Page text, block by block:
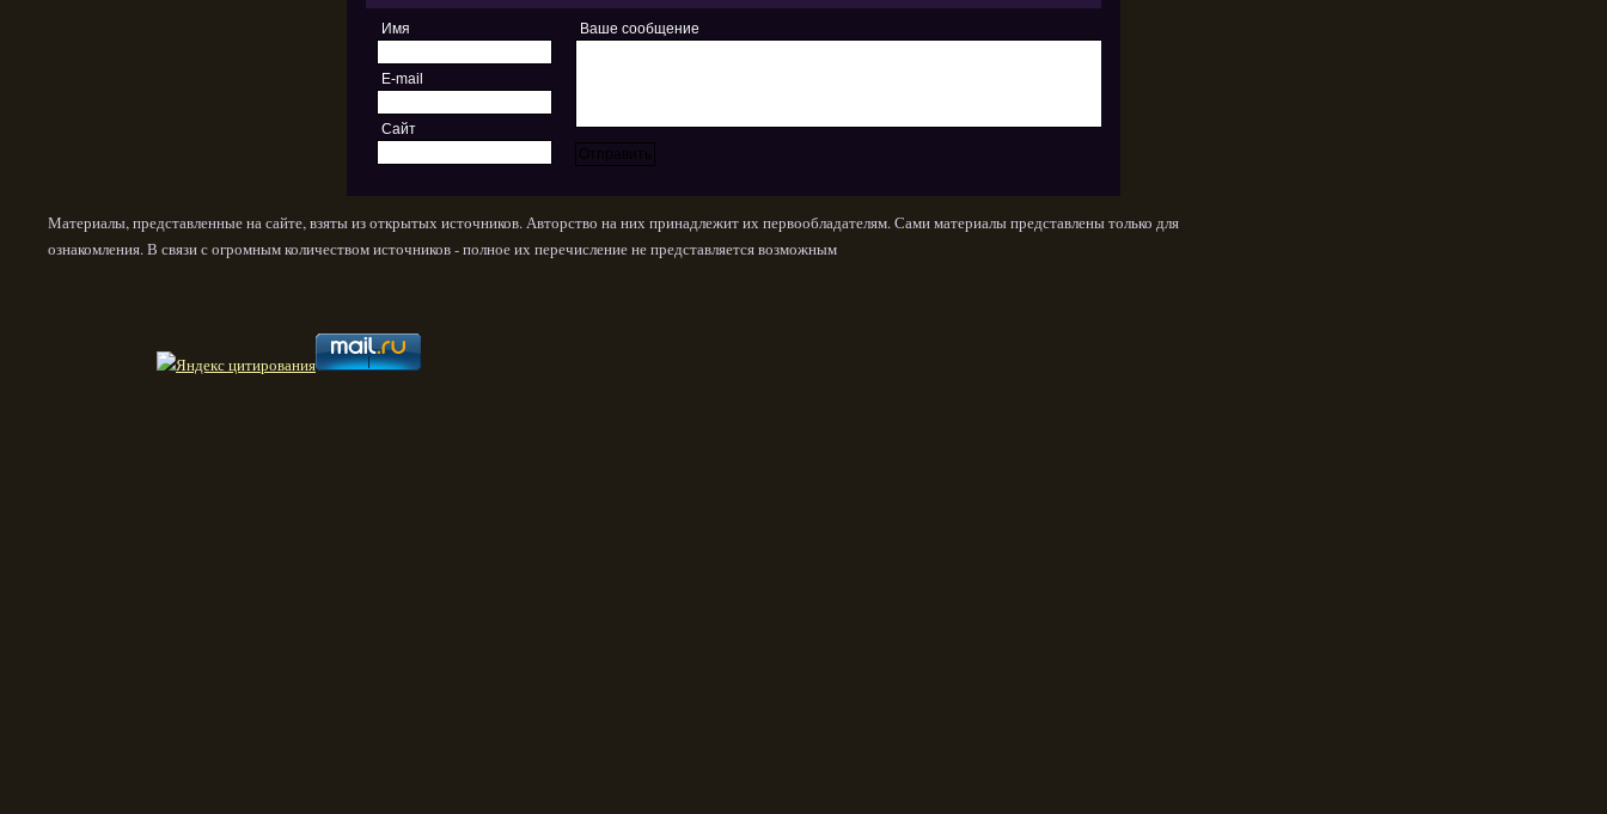
Имя
E-mail
Сайт
Ваше сообщение
Материалы, представленные на сайте, взяты из открытых источников. Авторство на них принадлежит их первообладателям. Сами материалы представлены только для
ознакомления. В связи с огромным количеством источников - полное их перечисление не представляется возможным